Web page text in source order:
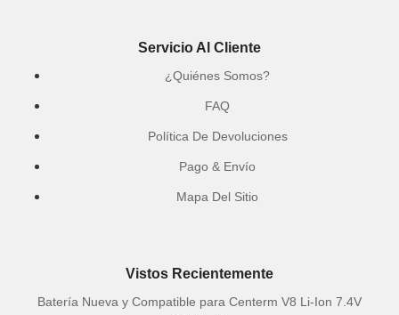
Servicio Al Cliente
¿Quiénes Somos?
FAQ
Política De Devoluciones
Pago & Envío
Mapa Del Sitio
Vistos Recientemente
Batería Nueva y Compatible para Centerm V8 Li-Ion 7.4V